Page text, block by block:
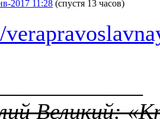
2017 11:28 (спустя 13 часов)
Великий: